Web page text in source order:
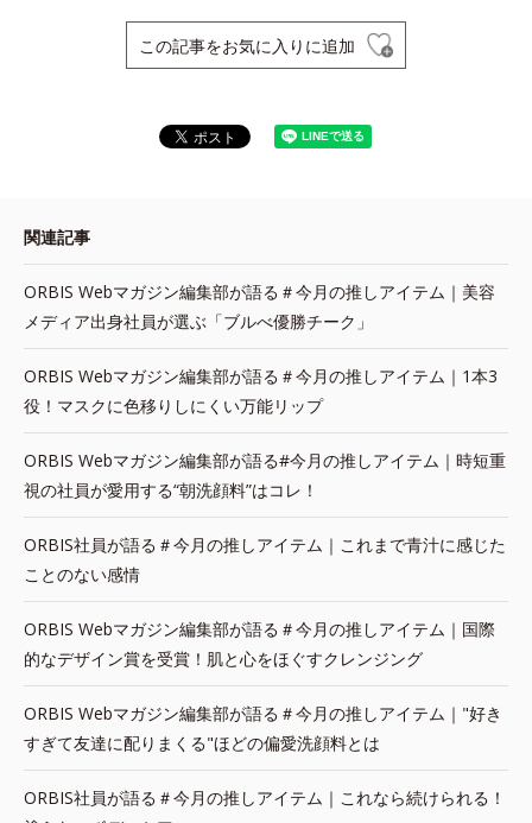
この記事をお気に入りに追加
関連記事
ORBIS Webマガジン編集部が語る＃今月の推しアイテム｜美容
メディア出身社員が選ぶ「ブルべ優勝チーク」
ORBIS Webマガジン編集部が語る＃今月の推しアイテム｜1本3
役！マスクに色移りしにくい万能リップ
ORBIS Webマガジン編集部が語る#今月の推しアイテム｜時短重
視の社員が愛用する“朝洗顔料”はコレ！
ORBIS社員が語る＃今月の推しアイテム｜これまで青汁に感じた
ことのない感情
ORBIS Webマガジン編集部が語る＃今月の推しアイテム｜国際
的なデザイン賞を受賞！肌と心をほぐすクレンジング
ORBIS Webマガジン編集部が語る＃今月の推しアイテム｜"好き
すぎて友達に配りまくる"ほどの偏愛洗顔料とは
ORBIS社員が語る＃今月の推しアイテム｜これなら続けられる！